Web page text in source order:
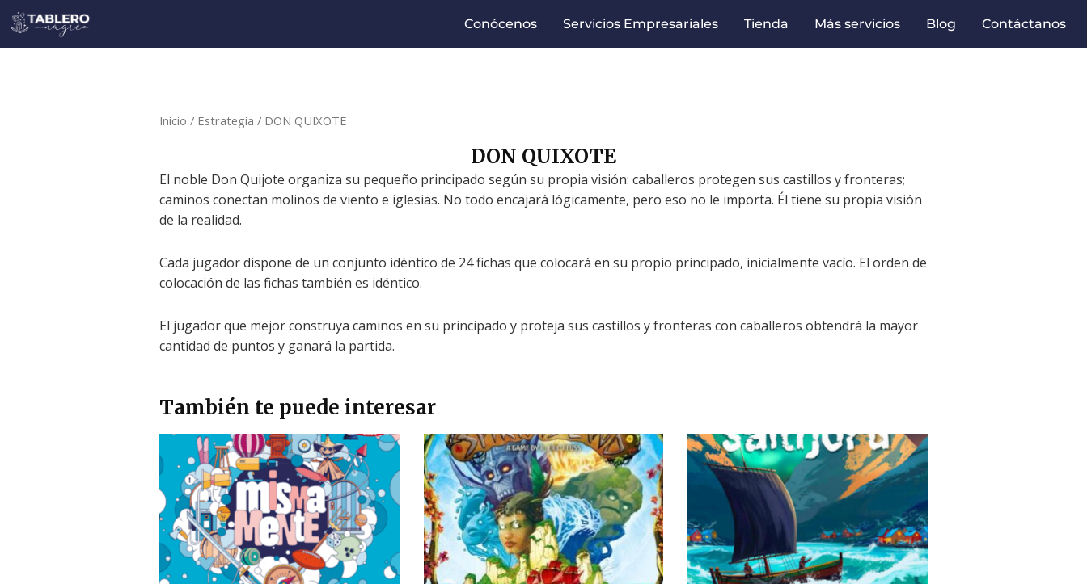
contenido
Conócenos Servicios Empresariales Tienda Más servicios Blog Contáctanos
Inicio / Estrategia / DON QUIXOTE
DON QUIXOTE
El noble Don Quijote organiza su pequeño principado según su propia visión: caballeros protegen sus castillos y fronteras;
caminos conectan molinos de viento e iglesias. No todo encajará lógicamente, pero eso no le importa. Él tiene su propia visión
de la realidad.
Cada jugador dispone de un conjunto idéntico de 24 fichas que colocará en su propio principado, inicialmente vacío. El orden de
colocación de las fichas también es idéntico.
El jugador que mejor construya caminos en su principado y proteja sus castillos y fronteras con caballeros obtendrá la mayor
cantidad de puntos y ganará la partida.
También te puede interesar